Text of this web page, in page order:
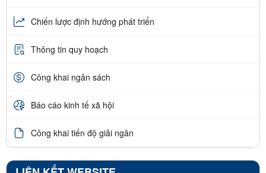
Chiến lược định hướng phát triển
Thông tin quy hoạch
Công khai ngân sách
Báo cáo kinh tế xã hội
Công khai tiến độ giải ngân